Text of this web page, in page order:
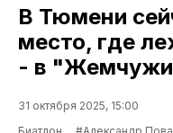
В Тюмени
место, где
- в
31 октября 2025, 15:00